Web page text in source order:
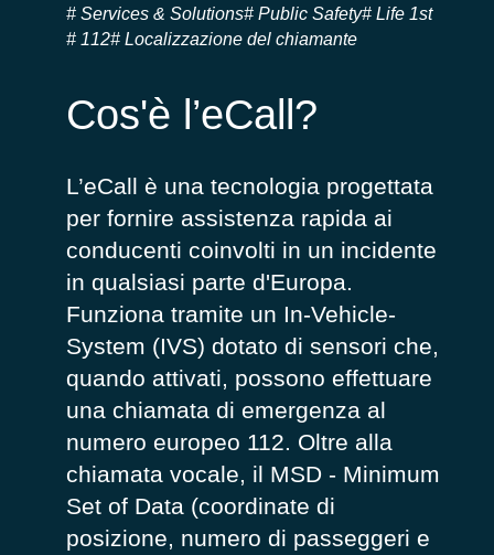
Services & Solutions
Public Safety
Life 1st
112
Localizzazione del chiamante
Cos'è l’eCall?
L’eCall è una tecnologia progettata
per fornire assistenza rapida ai
conducenti coinvolti in un incidente
in qualsiasi parte d'Europa.
Funziona tramite un In-Vehicle-
System (IVS) dotato di sensori che,
quando attivati, possono effettuare
una chiamata di emergenza al
numero europeo 112. Oltre alla
chiamata vocale, il MSD - Minimum
Set of Data (coordinate di
posizione, numero di passeggeri e